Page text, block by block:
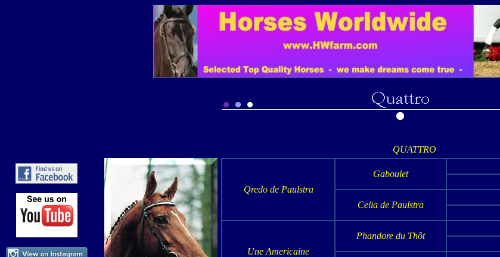
QUATTRO
Qredo de Paulstra
Gaboulet
Celia de Paulstra
Une Americaine
Phandore du Thôt